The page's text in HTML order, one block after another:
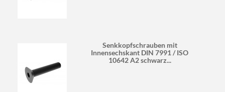
Senkkopfschrauben mit
Innensechskant DIN 7991 / ISO
10642 A2 schwarz...